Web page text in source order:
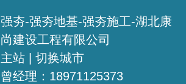
强夯-强夯地基-强夯施工-湖北康
尚建设工程有限公司
主站 |切换城市
曾经理：18971125373